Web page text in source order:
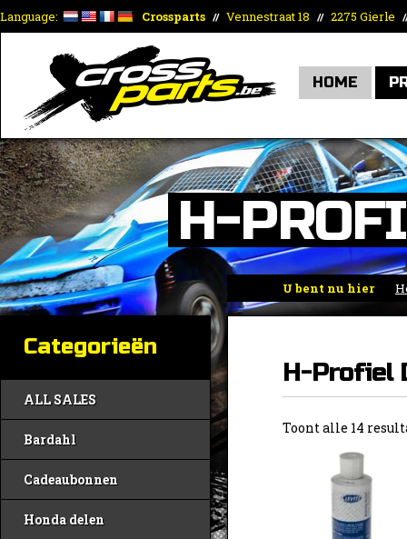
Language: Crossparts // Vennestraat 18 // 2275 Gierle
HOME
H-
U bent nu hier
Categorieën
ALL SALES
Bardahl
Cadeaubonnen
Honda delen
H-Profiel
Toont alle 14